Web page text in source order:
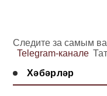
Следите за самым
Telegram-канале
Хәбәрләр